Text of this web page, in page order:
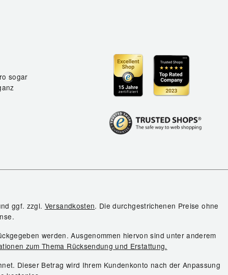
sogar
ggf. zzgl. Versandkosten. Die durchgestrichenen Preise ohne
werden. Ausgenommen hiervon sind unter anderem
zum Thema Rücksendung und Erstattung.
Dieser Betrag wird Ihrem Kundenkonto nach der Anpassung